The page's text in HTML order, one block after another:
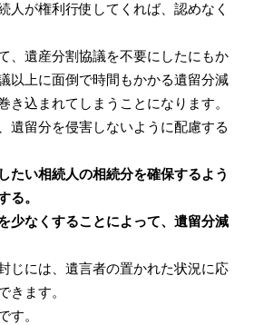
人が権利行使してくれば、認めなく
、遺産分割協議を不要にしたにもか
以上に面倒で時間もかかる遺留分減
き込まれてしまうことになります。
遺留分を侵害しないように配慮する
たい相続人の相続分を確保するよう
る。
少なくすることによって、遺留分減
じには、遺言者の置かれた状況に応
きます。
す。